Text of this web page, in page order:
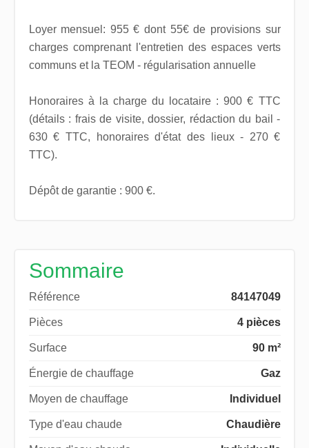
Loyer mensuel: 955 € dont 55€ de provisions sur
charges comprenant l'entretien des espaces verts
communs et la TEOM - régularisation annuelle
Honoraires à la charge du locataire : 900 € TTC
(détails : frais de visite, dossier, rédaction du bail -
630 € TTC, honoraires d'état des lieux - 270 €
TTC).
Dépôt de garantie : 900 €.
Sommaire
Référence 84147049
Pièces 4 pièces
Surface 90 m²
Énergie de chauffage Gaz
Moyen de chauffage Individuel
Type d'eau chaude Chaudière